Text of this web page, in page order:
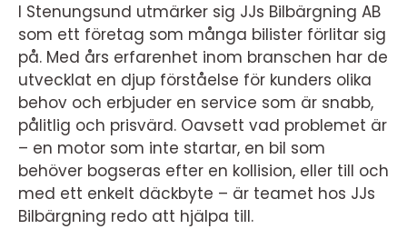
I Stenungsund utmärker sig JJs Bilbärgning AB
som ett företag som många bilister förlitar sig
på. Med års erfarenhet inom branschen har de
utvecklat en djup förståelse för kunders olika
behov och erbjuder en service som är snabb,
pålitlig och prisvärd. Oavsett vad problemet är
– en motor som inte startar, en bil som
behöver bogseras efter en kollision, eller till och
med ett enkelt däckbyte – är teamet hos JJs
Bilbärgning redo att hjälpa till.